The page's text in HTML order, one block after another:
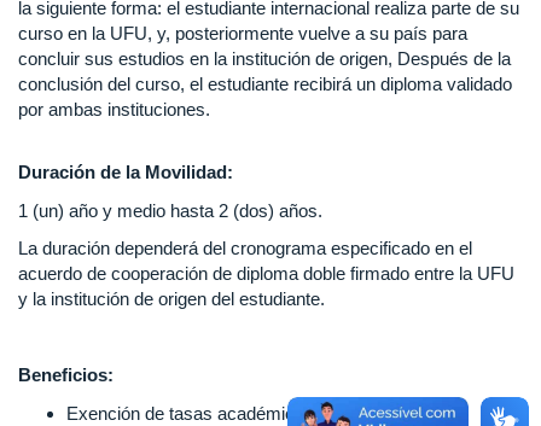
la siguiente forma: el estudiante internacional realiza parte de su
curso en la UFU, y, posteriormente vuelve a su país para
concluir sus estudios en la institución de origen, Después de la
conclusión del curso, el estudiante recibirá un diploma validado
por ambas instituciones.
Duración de la Movilidad:
1 (un) año y medio hasta 2 (dos) años.
La duración dependerá del cronograma especificado en el
acuerdo de cooperación de diploma doble firmado entre la UFU
y la institución de origen del estudiante.
Beneficios:
Exención de tasas académicas;